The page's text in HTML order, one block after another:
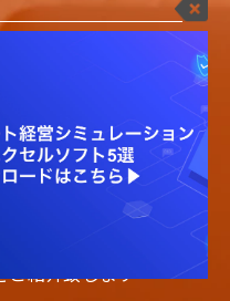
せはこちら
080
応可能）
ご紹介致します